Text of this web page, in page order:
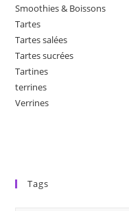
Smoothies & Boissons
Tartes
Tartes salées
Tartes sucrées
Tartines
terrines
Verrines
Tags